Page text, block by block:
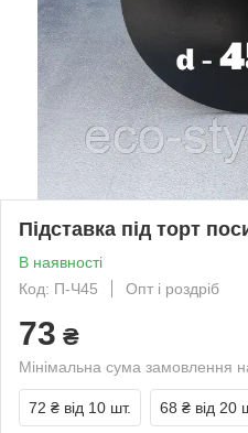
Підставка під торт
В наявності
Код: П-Ч45
Опт і роздріб
73 ₴
Мінімальна сума замовлення
72 ₴ від 10 шт. 68 ₴ від 20